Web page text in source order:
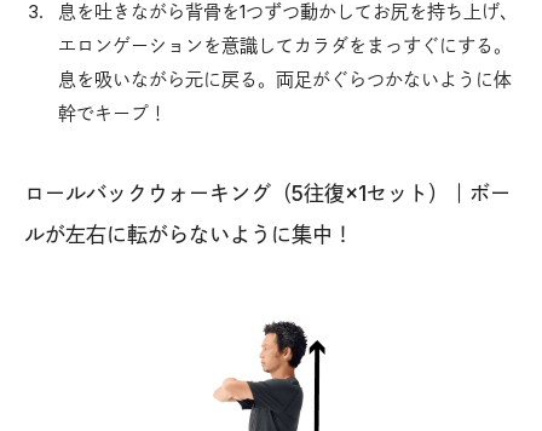
息を吐きながら背骨を1つずつ動かしてお尻を持ち上げ、
エロンゲーションを意識してカラダをまっすぐにする。
息を吸いながら元に戻る。両足がぐらつかないように体
幹でキープ！
ロールバックウォーキング（5往復×1セット）｜ボー
ルが左右に転がらないように集中！